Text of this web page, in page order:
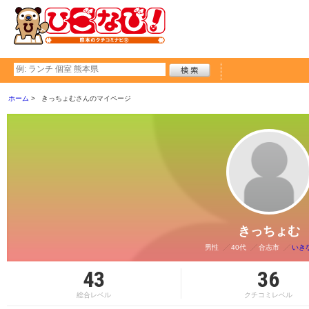
ホーム きっちょむさんのマイページ
きっちょむ
男性 40代 合志市 いき
43
総合レベル
36
クチコミレベル